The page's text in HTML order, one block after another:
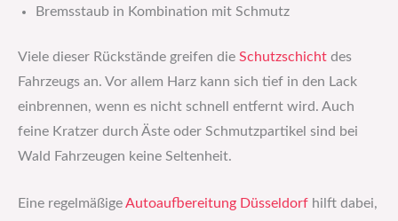
Bremsstaub in Kombination mit Schmutz
Viele dieser Rückstände greifen die Schutzschicht des
Fahrzeugs an. Vor allem Harz kann sich tief in den Lack
einbrennen, wenn es nicht schnell entfernt wird. Auch
feine Kratzer durch Äste oder Schmutzpartikel sind bei
Wald Fahrzeugen keine Seltenheit.
Eine regelmäßige Autoaufbereitung Düsseldorf hilft dabei,